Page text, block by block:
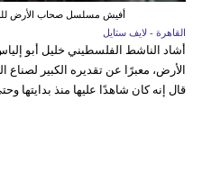
أفيش مسلسل صحاب الأرض
القاهرة - لايف ستايل
أشاد الناشط الفلسطيني خليل أبو
الأرض، معبرًا عن تقديره الكبير لصناع
قال إنه كان شاهدًا عليها منذ بدايتها